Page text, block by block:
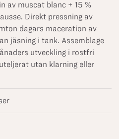
av muscat blanc + 15 %
Direkt pressning av
dagars maceration av
jäsning i tank. Assemblage
utveckling i rostfri
utan klarning eller